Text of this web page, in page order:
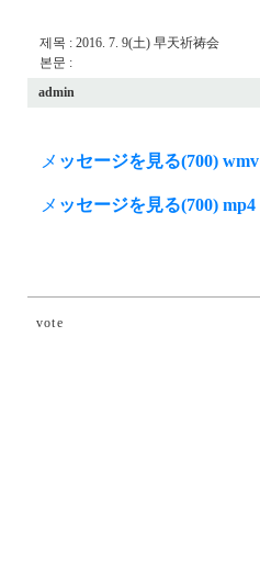
제목 : 2016. 7. 9(土) 早天祈祷会
본문 :
admin
メ ッセージを見る(700) wmv
メ ッセージを見る(700) mp4
vote